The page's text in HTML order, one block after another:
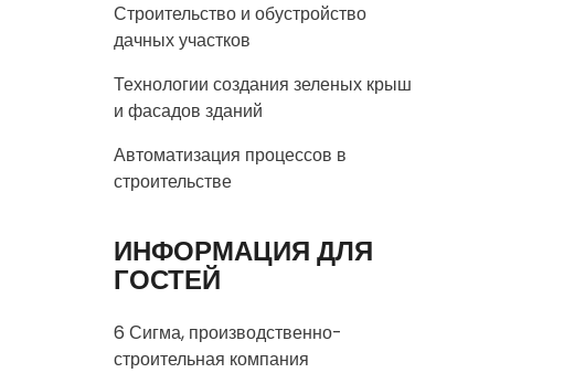
Строительство и обустройство
дачных участков
Технологии создания зеленых крыш
и фасадов зданий
Автоматизация процессов в
строительстве
ИНФОРМАЦИЯ ДЛЯ
ГОСТЕЙ
6 Сигма, производственно-
строительная компания